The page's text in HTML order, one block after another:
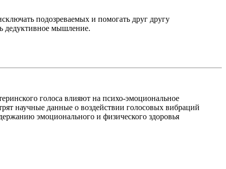
подозреваемых и помогать друг другу
дедуктивное мышление.
голоса влияют на психо-эмоциональное
научные данные о воздействии голосовых вибраций
эмоционального и физического здоровья